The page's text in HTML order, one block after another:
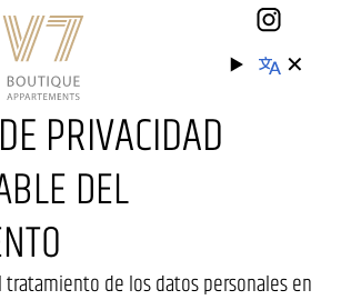
✕
PRIVACIDAD
DEL
tratamiento de los datos personales en